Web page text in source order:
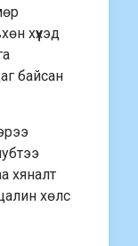
хүүхэд
байсан
хяналт
хөлс